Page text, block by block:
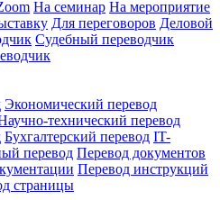
На семинар На мероприятие
Для переговоров Деловой
Судебный переводчик
Экономический перевод
технический перевод
Бухгалтерский перевод IT-
перевод Перевод документов
Перевод инструкций
страницы